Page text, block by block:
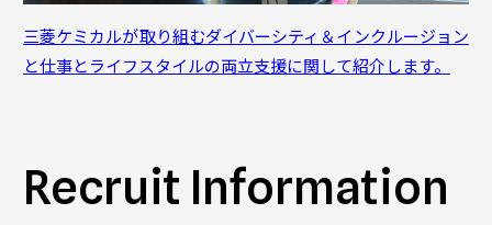
三菱ケミカルが取り組むダイバーシティ＆インクルージョン
と仕事とライフスタイルの両立支援に関して紹介します。
Recruit Information